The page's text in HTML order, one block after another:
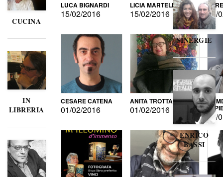
CUCINA
IN
LIBRERIA
LUCA BIGNARDI
15/02/2016
LICIA MARTELLI
15/02/2016 15/
CESARE CATENA
01/02/2016
ANITA TROTTA
01/02/2016 DI
15/
SINERGIE
ENRICO
BASSI